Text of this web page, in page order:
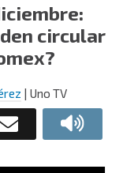
circular
| Uno TV